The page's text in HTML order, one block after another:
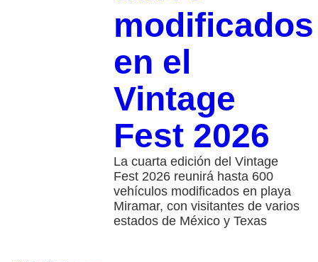
modificados
en el
Vintage
Fest 2026
La cuarta edición del Vintage
Fest 2026 reunirá hasta 600
vehículos modificados en playa
Miramar, con visitantes de varios
estados de México y Texas